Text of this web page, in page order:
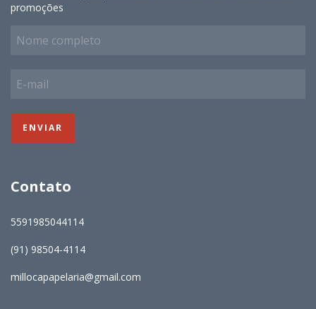
promoções
Contato
5591985044114
(91) 98504-4114
millocapapelaria@gmail.com